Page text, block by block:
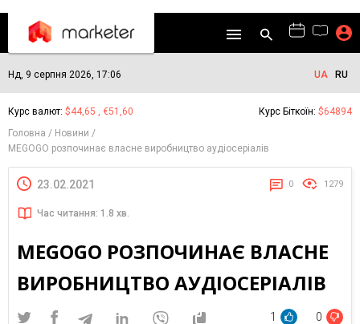
Нд, 9 серпня 2026, 17:06 UA RU
Курс валют: $44,65 , €51,60 Курс Біткоїн: $64894
Головна
Новини
MEGOGO розпочинає власне виробництво аудіосеріалів
23.02.2021 0 1279
Час читання: 1.8 хв.
MEGOGO РОЗПОЧИНАЄ ВЛАСНЕ
ВИРОБНИЦТВО АУДІОСЕРІАЛІВ
1 0